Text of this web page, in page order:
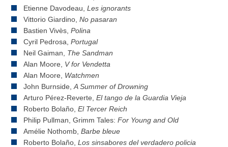
Etienne Davodeau,Les ignorants
Vittorio Giardino,No pasaran
Bastien Vivès,Polina
Cyril Pedrosa,Portugal
Neil Gaiman, The Sandman
Alan Moore, V for Vendetta
Alan Moore, Watchmen
John Burnside,A Summer of Drowning
Arturo Pérez-Reverte,El tango de la Guardia Vieja
Roberto Bolaño,El Tercer Reich
Philip Pullman, Grimm Tales:For Young and Old
Amélie Nothomb,Barbe bleue
Roberto Bolaño,Los sinsabores del verdadero policia